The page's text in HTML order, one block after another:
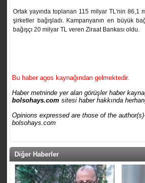
Ortak yayında toplanan 115 milyar TL'nin 86,1
şirketler bağışladı. Kampanyanın en büyük
bağışçı 20 milyar TL veren Ziraat Bankası oldu.
Bu haber agos kaynağından gelmektedir.
Haber metninde yer alan görüşler haber
bolsohays.com sitesi haber hakkında
Opinions expressed are those of the
bolsohays.com
Diğer Haberler